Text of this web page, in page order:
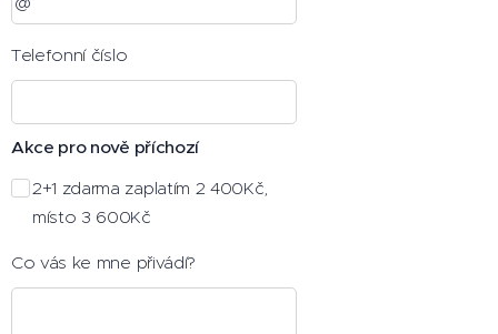
Telefonní číslo
Akce pro nově příchozí
2+1 zdarma zaplatím 2 400Kč,
místo 3 600Kč
Co vás ke mne přivádí?